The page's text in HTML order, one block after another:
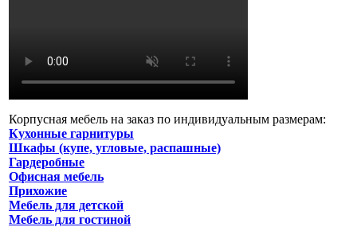
Корпусная мебель на заказ по индивидуальным размерам:
Кухонные гарнитуры
Шкафы (купе, угловые, распашные)
Гардеробные
Офисная мебель
Прихожие
Мебель для детской
Мебель для гостиной